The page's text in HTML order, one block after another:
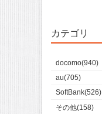
カテゴリ
docomo(940)
au(705)
SoftBank(526)
その他(158)